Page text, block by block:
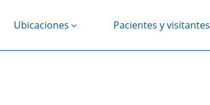
Ubicaciones Pacientes y visitantes